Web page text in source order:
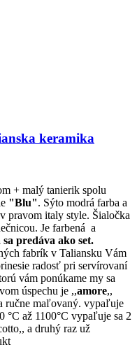
keramika
+ malý tanierik spolu
"Blu". Sýto modrá farba a
pravom italy style. Šialočka
Je farbená a
predáva ako set.
fabrík v Taliansku Vám
radosť pri servírovaní
vám ponúkame my sa
úspechu je ,,amore,,
ručne maľovaný. vypaľuje
°C až 1100°C vypaľuje sa 2
a druhý raz už